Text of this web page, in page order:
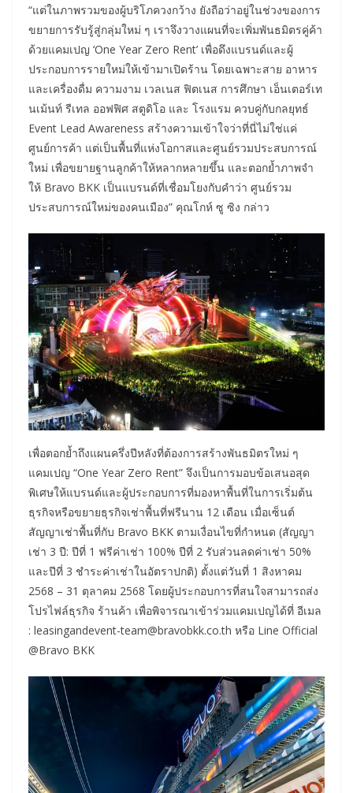
“แต่ในภาพรวมของผู้บริโภควงกว้าง ยังถือว่าอยู่ในช่วงของการ
ขยายการรับรู้สู่กลุ่มใหม่ ๆ เราจึงวางแผนที่จะเพิ่มพันธมิตรคู่ค้า
ด้วยแคมเปญ ‘One Year Zero Rent’ เพื่อดึงแบรนด์และผู้
ประกอบการรายใหม่ให้เข้ามาเปิดร้าน โดยเฉพาะสาย อาหาร
และเครื่องดื่ม ความงาม เวลเนส ฟิตเนส การศึกษา เอ็นเตอร์เท
นเม้นท์ รีเทล ออฟฟิศ สตูดิโอ และ โรงแรม ควบคู่กับกลยุทธ์
Event Lead Awareness สร้างความเข้าใจว่าที่นี่ไม่ใช่แค่
ศูนย์การค้า แต่เป็นพื้นที่แห่งโอกาสและศูนย์รวมประสบการณ์
ใหม่ เพื่อขยายฐานลูกค้าให้หลากหลายขึ้น และตอกย้ำภาพจำ
ให้ Bravo BKK เป็นแบรนด์ที่เชื่อมโยงกับคำว่า ศูนย์รวม
ประสบการณ์ใหม่ของคนเมือง” คุณโกห์ ซู ซิง กล่าว
เพื่อตอกย้ำถึงแผนครึ่งปีหลังที่ต้องการสร้างพันธมิตรใหม่ ๆ
แคมเปญ “One Year Zero Rent” จึงเป็นการมอบข้อเสนอสุด
พิเศษให้แบรนด์และผู้ประกอบการที่มองหาพื้นที่ในการเริ่มต้น
ธุรกิจหรือขยายธุรกิจเช่าพื้นที่ฟรีนาน 12 เดือน เมื่อเซ็นต์
สัญญาเช่าพื้นที่กับ Bravo BKK ตามเงื่อนไขที่กำหนด (สัญญา
เช่า 3 ปี: ปีที่ 1 ฟรีค่าเช่า 100% ปีที่ 2 รับส่วนลดค่าเช่า 50%
และปีที่ 3 ชำระค่าเช่าในอัตราปกติ) ตั้งแต่วันที่ 1 สิงหาคม
2568 – 31 ตุลาคม 2568 โดยผู้ประกอบการที่สนใจสามารถส่ง
โปรไฟล์ธุรกิจ ร้านค้า เพื่อพิจารณาเข้าร่วมแคมเปญได้ที่ อีเมล
: leasingandevent-team@bravobkk.co.th หรือ Line Official
@Bravo BKK